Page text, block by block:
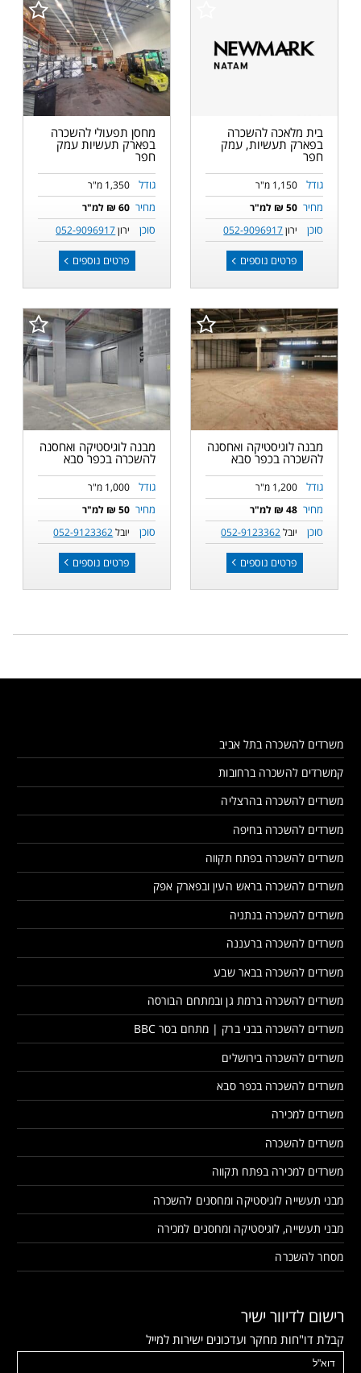
בית מלאכה להשכרה
בפארק תעשיות, עמק
חפר
גודל 1,150 מ"ר
מחיר 50 ₪ למ"ר
סוכן ירון052-9096917
פרטים נוספים
מחסן תפעולי להשכרה
בפארק תעשיות עמק
חפר
גודל 1,350 מ"ר
מחיר 60 ₪ למ"ר
סוכן ירון052-9096917
פרטים נוספים
מבנה לוגיסטיקה ואחסנה
להשכרה בכפר סבא
גודל 1,200 מ"ר
מחיר 48 ₪ למ"ר
סוכן יובל052-9123362
פרטים נוספים
מבנה לוגיסטיקה ואחסנה
להשכרה בכפר סבא
גודל 1,000 מ"ר
מחיר 50 ₪ למ"ר
סוכן יובל052-9123362
פרטים נוספים
משרדים להשכרה בתל אביב
קמשרדים להשכרה ברחובות
משרדים להשכרה בהרצליה
משרדים להשכרה בחיפה
משרדים להשכרה בפתח תקווה
משרדים להשכרה בראש העין ובפארק אפק
משרדים להשכרה בנתניה
משרדים להשכרה ברעננה
משרדים להשכרה בבאר שבע
משרדים להשכרה ברמת גן ובמתחם הבורסה
משרדים להשכרה בבני ברק | מתחם בסר BBC
משרדים להשכרה בירושלים
משרדים להשכרה בכפר סבא
משרדים למכירה
משרדים להשכרה
משרדים למכירה בפתח תקווה
מבני תעשייה לוגיסטיקה ומחסנים להשכרה
מבני תעשייה, לוגיסטיקה ומחסנים למכירה
מסחר להשכרה
רישום לדיוור ישיר
קבלת דו"חות מחקר ועדכונים ישירות למייל